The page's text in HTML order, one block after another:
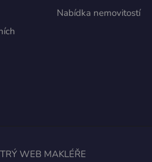
Nabídka nemovitostí
WEB MAKLÉŘE